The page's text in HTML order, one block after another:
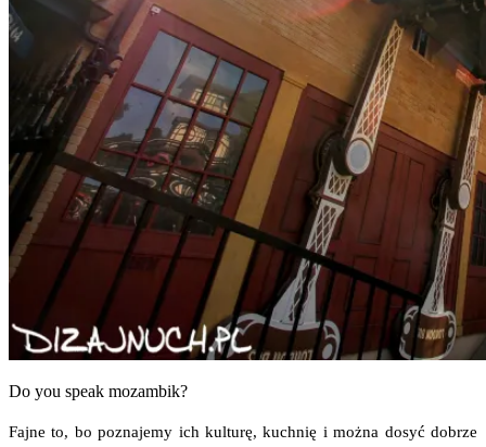
Do you spe­ak mozambik?
Faj­ne to, bo pozna­je­my ich kul­tu­rę, kuch­nię i moż­na dosyć dobrze